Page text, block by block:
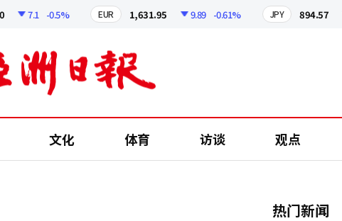
7.1 -0.5% EUR 1,631.95 9.89 -0.61% JPY 894.57
文化 体育 访谈 观点
热门新闻